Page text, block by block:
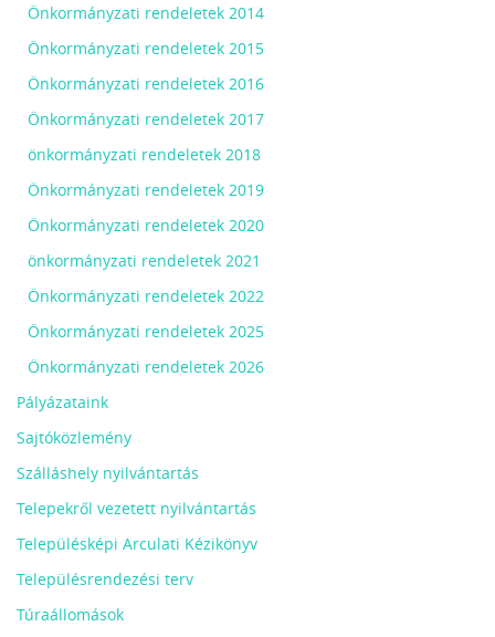
Önkormányzati rendeletek 2014
Önkormányzati rendeletek 2015
Önkormányzati rendeletek 2016
Önkormányzati rendeletek 2017
önkormányzati rendeletek 2018
Önkormányzati rendeletek 2019
Önkormányzati rendeletek 2020
önkormányzati rendeletek 2021
Önkormányzati rendeletek 2022
Önkormányzati rendeletek 2025
Önkormányzati rendeletek 2026
Pályázataink
Sajtóközlemény
Szálláshely nyilvántartás
Telepekről vezetett nyilvántartás
Településképi Arculati Kézikönyv
Településrendezési terv
Túraállomások